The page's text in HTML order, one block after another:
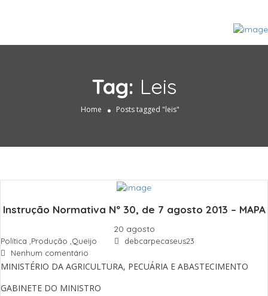
Tag: Leis
Home Posts tagged "leis"
Instrução Normativa Nº 30, de 7 agosto 2013 – MAPA
20 agosto
Política Produção Queijo
debcarpecaseus23
Nenhum comentário
MINISTÉRIO DA AGRICULTURA, PECUÁRIA E ABASTECIMENTO
GABINETE DO MINISTRO